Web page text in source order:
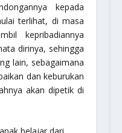
kepada
terlihat, di masa
kepribadiannya
dirinya, sehingga
lain, sebagaimana
dan keburukan
akan dipetik di